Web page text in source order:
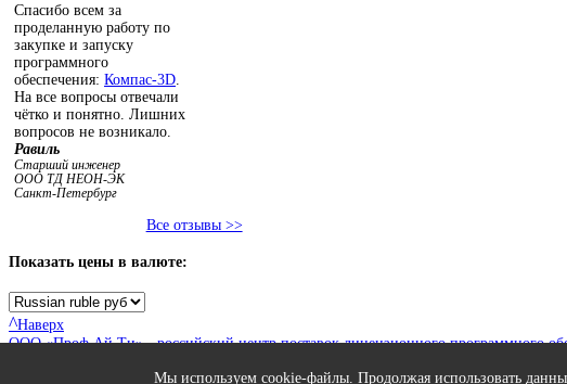
Мы используем cookie-файлы. Продолжая использовать
Спасибо всем за
проделанную работу по
закупке и запуску
программного
обеспечения: Компас-3D
На все вопросы отвечали
чётко и понятно. Лишних
вопросов не возникало.
Равиль
Старший инженер
ООО ТД НЕОН-ЭК
Санкт-Петербург
Все отзывы >>
Показать цены в валюте:
^Наверх
ООО «Проф Ай Ти» - российский центр поставок лицензионного программного
Тел.: +7 (495) 514-88-62; E-mail: info@softprof-it.ru